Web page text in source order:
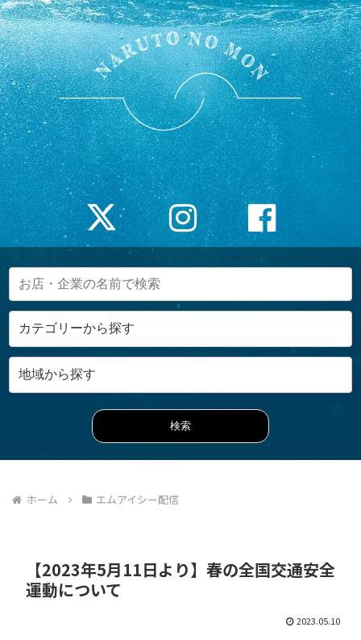
ホーム エムアイシー配信
【2023年5月11日より】春の全国交通安全
運動について
2023.05.10